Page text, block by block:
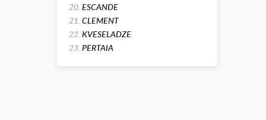
20. ESCANDE
21. CLEMENT
22. KVESELADZE
23. PERTAIA